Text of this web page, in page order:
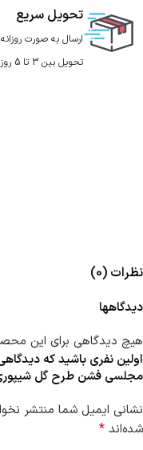
تحویل سریع
ارسال به صورت
تحویل بین 3 تا 5 روز کاری
نظرات (0)
دیدگاهها
هیچ دیدگاهی برای این
اولین نفری باشید که
مجلسی فشن طرح گل
نشانی ایمیل شما منتشر
شده‌اند *